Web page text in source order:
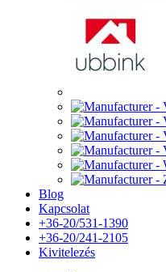
Blog
Kapcsolat
+36-20/531-1390
+36-20/241-2105
Kivitelezés